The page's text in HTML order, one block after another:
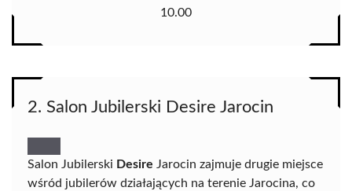
10.00
2. Salon Jubilerski Desire Jarocin
Salon Jubilerski Desire Jarocin zajmuje drugie miejsce
wśród jubilerów działających na terenie Jarocina, co